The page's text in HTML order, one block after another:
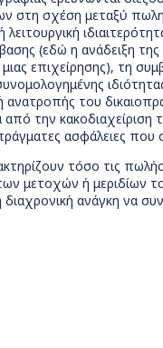
στη σχέση μεταξύ
(εδώ η ανάδειξη
επιχείρησης), τη
ανατροπής του
την
ασφάλειες που
τόσο τις
μετοχών ή μεριδίων
ανάγκη να